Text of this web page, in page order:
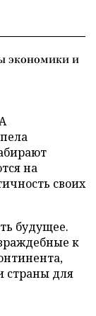
экономики и
на
своих
будущее.
к
страны для